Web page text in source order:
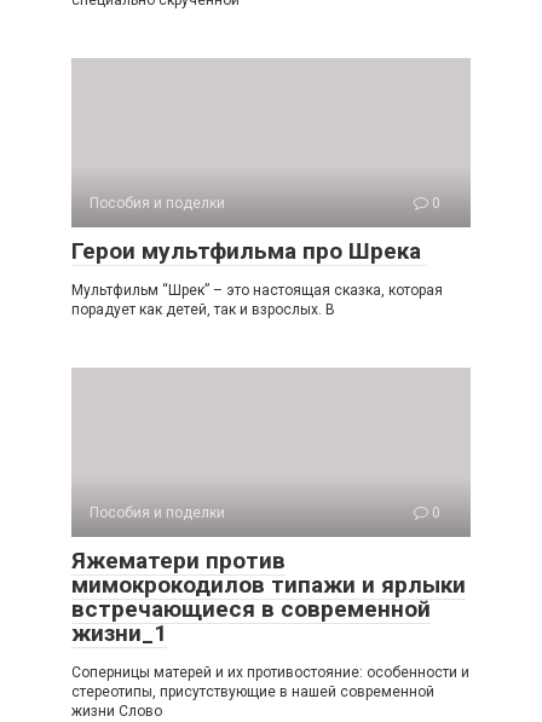
Пособия и поделки 0
Герои мультфильма про Шрека
Мультфильм “Шрек” – это настоящая сказка, которая
порадует как детей, так и взрослых. В
Пособия и поделки 0
Яжематери против
мимокрокодилов типажи и ярлыки
встречающиеся в современной
жизни_1
Соперницы матерей и их противостояние: особенности и
стереотипы, присутствующие в нашей современной
жизни Слово